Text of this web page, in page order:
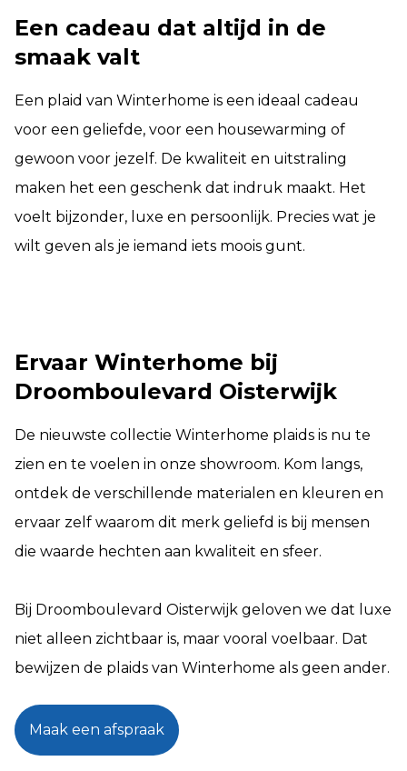
Een cadeau dat altijd in de
smaak valt
Een plaid van Winterhome is een ideaal cadeau
voor een geliefde, voor een housewarming of
gewoon voor jezelf. De kwaliteit en uitstraling
maken het een geschenk dat indruk maakt. Het
voelt bijzonder, luxe en persoonlijk. Precies wat je
wilt geven als je iemand iets moois gunt.
Ervaar Winterhome bij
Droomboulevard Oisterwijk
De nieuwste collectie Winterhome plaids is nu te
zien en te voelen in onze showroom. Kom langs,
ontdek de verschillende materialen en kleuren en
ervaar zelf waarom dit merk geliefd is bij mensen
die waarde hechten aan kwaliteit en sfeer.
Bij Droomboulevard Oisterwijk geloven we dat luxe
niet alleen zichtbaar is, maar vooral voelbaar. Dat
bewijzen de plaids van Winterhome als geen ander.
Maak een afspraak